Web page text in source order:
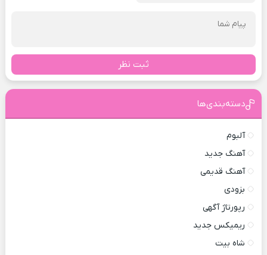
ثبت نظر
دسته‌بندی‌ها
آلبوم
آهنگ جدید
آهنگ قدیمی
بزودی
رپورتاژ آگهی
ریمیکس جدید
شاه بیت